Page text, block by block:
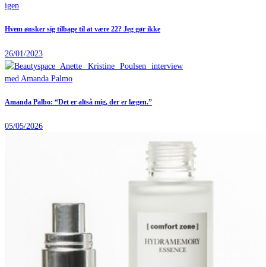
Hvem ønsker sig tilbage til at være 22? Jeg gør ikke
26/01/2023
Amanda Palbo: “Det er altså mig, der er lægen.”
05/05/2026